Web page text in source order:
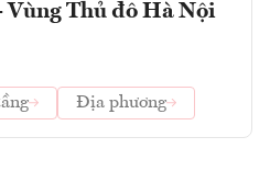
Vùng Thủ đô Hà Nội
Địa phương